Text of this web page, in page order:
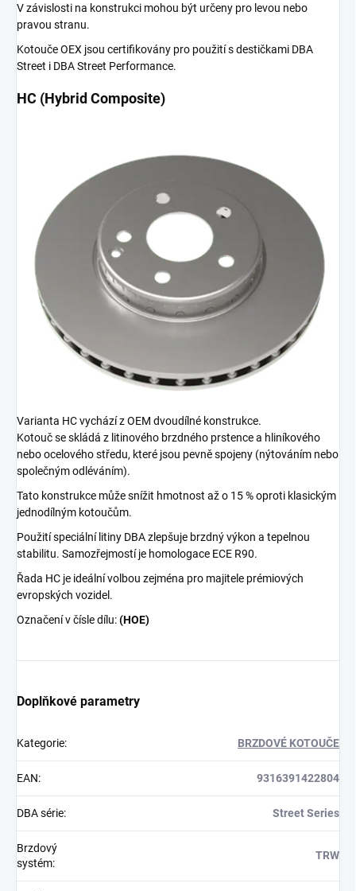
V závislosti na konstrukci mohou být určeny pro levou nebo
pravou stranu.
Kotouče OEX jsou certifikovány pro použití s destičkami DBA
Street i DBA Street Performance.
HC (Hybrid Composite)
Varianta HC vychází z OEM dvoudílné konstrukce.
Kotouč se skládá z litinového brzdného prstence a hliníkového
nebo ocelového středu, které jsou pevně spojeny (nýtováním nebo
společným odléváním).
Tato konstrukce může snížit hmotnost až o 15 % oproti klasickým
jednodílným kotoučům.
Použití speciální litiny DBA zlepšuje brzdný výkon a tepelnou
stabilitu. Samozřejmostí je homologace ECE R90.
Řada HC je ideální volbou zejména pro majitele prémiových
evropských vozidel.
Označení v čísle dílu:(HOE)
Doplňkové parametry
Kategorie: BRZDOVÉ KOTOUČE
EAN: 9316391422804
DBA série: Street Series
Brzdový
systém:
TRW